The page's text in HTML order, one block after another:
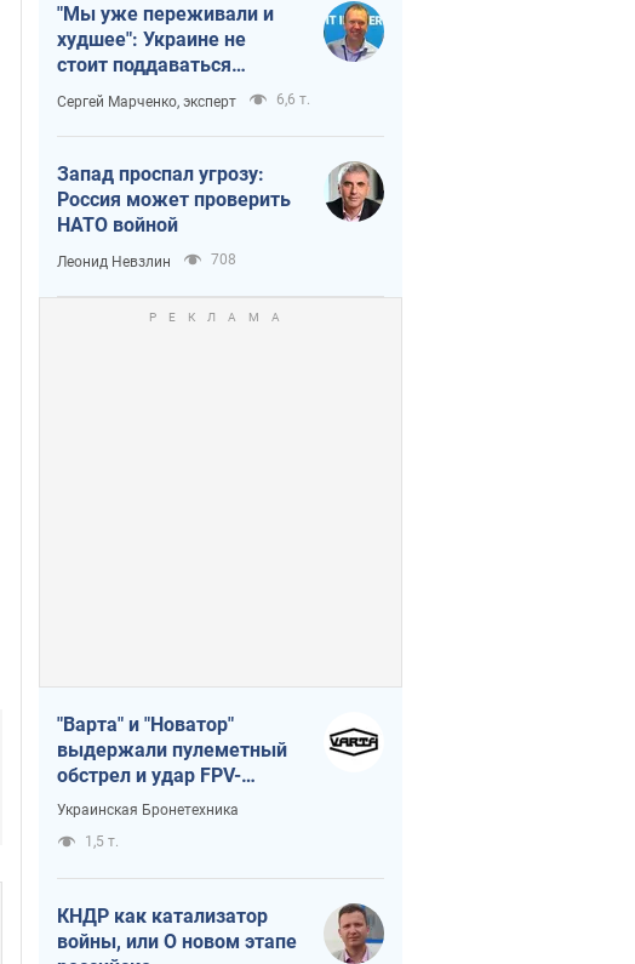
"Мы уже переживали и
худшее": Украине не
стоит поддаваться
отчаянию из-за
ракетного террора
Сергей Марченко, эксперт 6,6 т.
Запад проспал угрозу:
Россия может проверить
НАТО войной
Леонид Невзлин 708
"Варта" и "Новатор"
выдержали пулеметный
обстрел и удар FPV-
дрона, сохранив жизнь
Украинская Бронетехника
1,5 т.
КНДР как катализатор
войны, или О новом этапе